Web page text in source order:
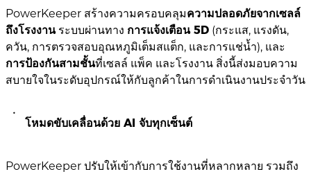
PowerKeeper สร้างความครอบคลุมความปลอดภัยจากเซลล์
ถึงโรงงานระบบผ่านทาง การแจ้งเตือน 5D (กระแส, แรงดัน,
ควัน, การตรวจสอบอุณหภูมิเต็มสแต็ก, และการแช่น้ำ), และ
การป้องกันสามชั้นที่เซลล์ แพ็ค และโรงงาน สิ่งนี้ส่งมอบความ
สบายใจในระดับอุปกรณ์ให้กับลูกค้าในการดำเนินงานประจำวัน
โหมดขับเคลื่อนด้วย AI จับทุกเซ็นต์
PowerKeeper ปรับให้เข้ากับการใช้งานที่หลากหลาย รวมถึง